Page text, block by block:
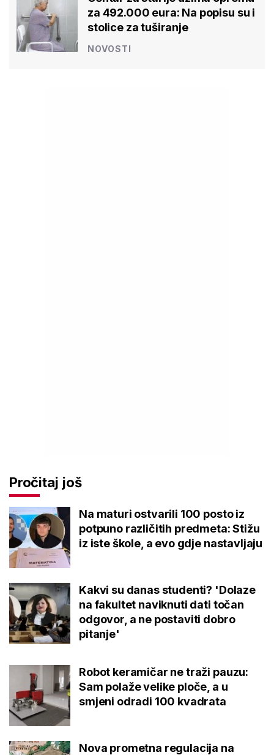
za 492.000 eura: Na popisu su i
stolice za tuširanje
NOVOSTI
Pročitaj još
Na maturi ostvarili 100 posto iz
potpuno različitih predmeta: Stižu
iz iste škole, a evo gdje nastavljaju
Kakvi su danas studenti? 'Dolaze
na fakultet naviknuti dati točan
odgovor, a ne postaviti dobro
pitanje'
Robot keramičar ne traži pauzu:
Sam polaže velike ploče, a u
smjeni odradi 100 kvadrata
Nova prometna regulacija na